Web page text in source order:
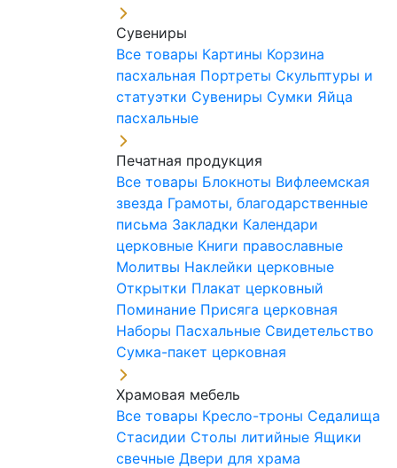
Сувениры
Все товары Картины Корзина
пасхальная Портреты Скульптуры и
статуэтки Сувениры Сумки Яйца
пасхальные
Печатная продукция
Все товары Блокноты Вифлеемская
звезда Грамоты, благодарственные
письма Закладки Календари
церковные Книги православные
Молитвы Наклейки церковные
Открытки Плакат церковный
Поминание Присяга церковная
Наборы Пасхальные Свидетельство
Сумка-пакет церковная
Храмовая мебель
Все товары Кресло-троны Седалища
Стасидии Столы литийные Ящики
свечные Двери для храма